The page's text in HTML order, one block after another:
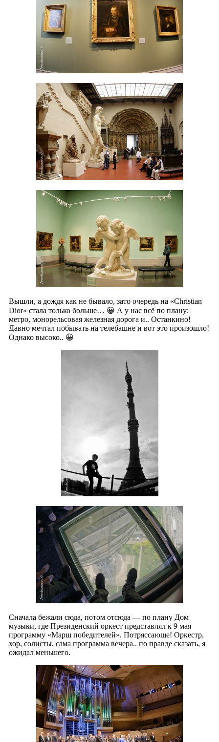
Вышли, а дождя как не бывало, зато очередь на «Christian
Dior» стала только больше… 😀 А у нас всё по плану:
метро, монорельсовая железная дорога и.. Останкино!
Давно мечтал побывать на телебашне и вот это произошло!
Однако высоко.. 😀
Сначала бежали сюда, потом отсюда — по плану Дом
музыки, где Президенский оркест представлял к 9 мая
программу «Марш победителей». Потряссающе! Оркестр,
хор, солисты, сама программа вечера.. по правде сказать, я
ожидал меньшего.